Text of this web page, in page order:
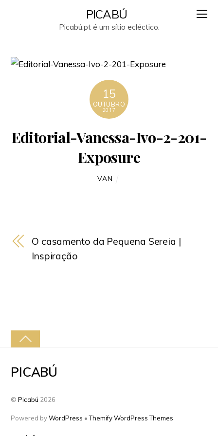
PICABÚ
Picabú.pt é um sítio ecléctico.
15
OUTUBRO
2017
Editorial-Vanessa-Ivo-2-201-
Exposure
VAN
O casamento da Pequena Sereia |
Inspiração
PICABÚ
©Picabú 2026
Powered byWordPress •Themify WordPress Themes